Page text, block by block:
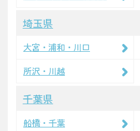
埼玉県
大宮・浦和・川口
所沢・川越
千葉県
船橋・千葉